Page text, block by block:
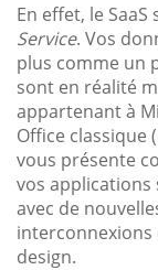
En effet, le
Service. Vos
plus comme un
sont en réalité
appartenant à
Office classique
vous présente
vos
avec de
interconnexions
design.